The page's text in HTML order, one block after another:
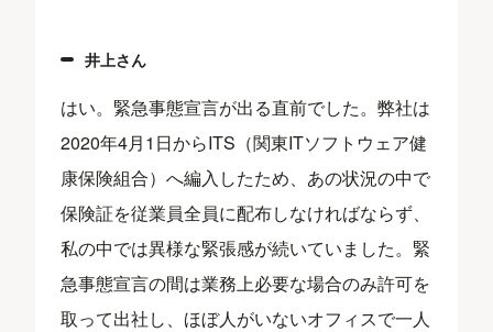
井上さん
はい。緊急事態宣言が出る直前でした。弊社は
2020年4月1日からITS（関東ITソフトウェア健
康保険組合）へ編入したため、あの状況の中で
保険証を従業員全員に配布しなければならず、
私の中では異様な緊張感が続いていました。緊
急事態宣言の間は業務上必要な場合のみ許可を
取って出社し、ほぼ人がいないオフィスで一人